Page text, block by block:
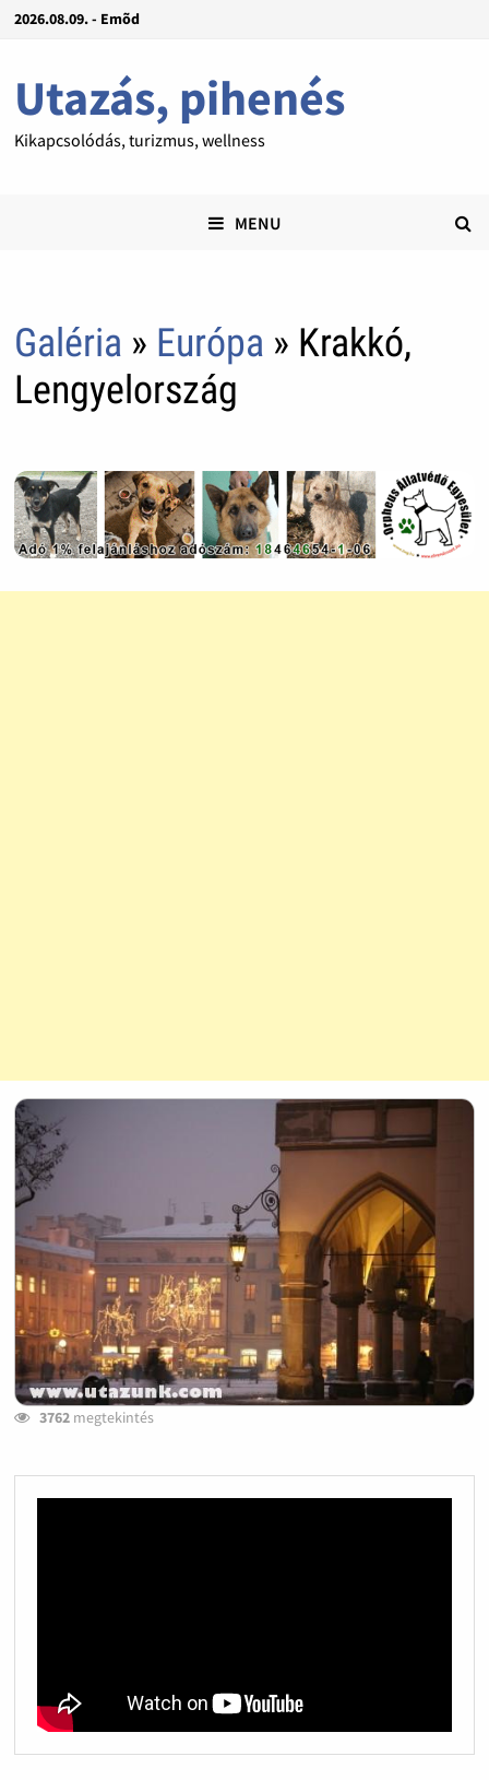
2026.08.09. - Emõd
Utazás, pihenés
Kikapcsolódás, turizmus, wellness
MENU
Galéria » Európa » Krakkó,
Lengyelország
3762megtekintés